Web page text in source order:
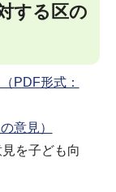
する区の
PDF形式：
意見）
を子ども向